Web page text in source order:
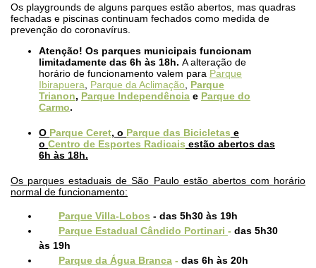
Os playgrounds de alguns parques estão abertos, mas quadras
fechadas e piscinas continuam fechados como medida de
prevenção do coronavírus.
Atenção! Os parques municipais funcionam
limitadamente das 6h às 18h. A alteração de
horário de funcionamento valem para Parque
Ibirapuera
Parque da Aclimação Parque
Trianon, Parque Independência e Parque do
Carmo.
O Parque Ceret, o Parque das Bicicletas e
o Centro de Esportes Radicais estão abertos das
6h às 18h.
Os parques estaduais de São Paulo estão abertos com horário
normal de funcionamento:
Parque Villa-Lobos - das 5h30 às 19h
Parque Estadual Cândido Portinari - das 5h30
às 19h
Parque da Água Branca - das 6h às 20h